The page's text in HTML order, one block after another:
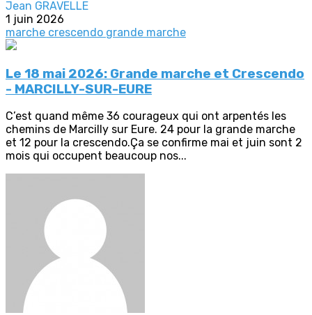
Jean GRAVELLE
1 juin 2026
marche crescendo grande marche
Le 18 mai 2026: Grande marche et Crescendo
- MARCILLY-SUR-EURE
C’est quand même 36 courageux qui ont arpentés les
chemins de Marcilly sur Eure. 24 pour la grande marche
et 12 pour la crescendo.Ça se confirme mai et juin sont 2
mois qui occupent beaucoup nos...